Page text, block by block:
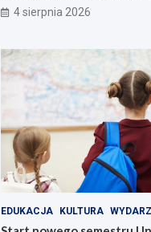
4 sierpnia 2026
EDUKACJA KULTURA